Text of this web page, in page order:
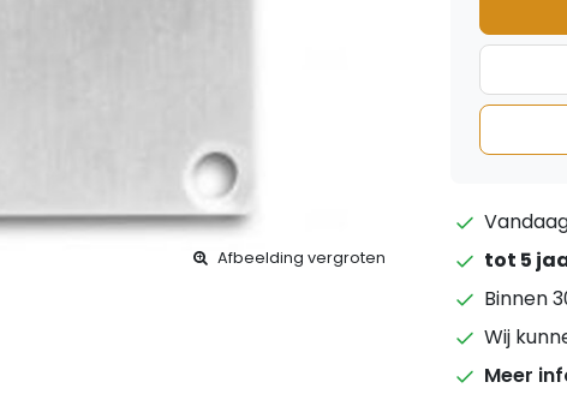
Afbeelding vergroten
tot 5
Binnen
Wij
Meer